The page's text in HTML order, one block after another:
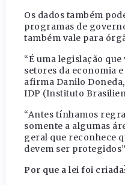
Os dados também
programas de
também vale para
“É uma legislação
setores da economia
afirma Danilo
IDP (Instituto
“Antes tínhamos
somente a algumas
geral que reconhece
devem ser
Por que a lei foi